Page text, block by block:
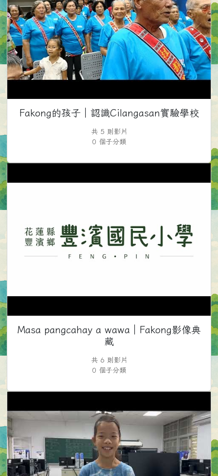
Fakong的孩子｜認識Cilangasan實驗學校
共 5 則影片
0 個子分類
Masa pangcahay a wawa｜Fakong影像典
藏
共 6 則影片
0 個子分類